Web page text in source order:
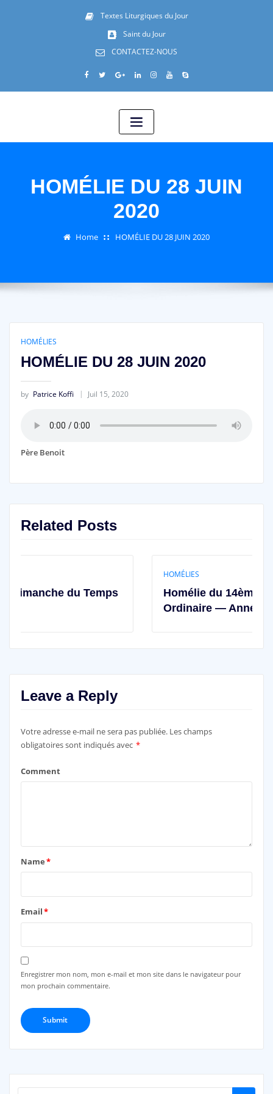
Textes Liturgiques du Jour
Saint du Jour
CONTACTEZ-NOUS
HOMÉLIE DU 28 JUIN
2020
Home HOMÉLIE DU 28 JUIN 2020
HOMÉLIES
HOMÉLIE DU 28 JUIN 2020
by Patrice Koffi Juil 15, 2020
Père Benoit
Related Posts
Temps
Homélie du 14ème dimanche du
Ordinaire — Année A
Leave a Reply
Votre adresse e-mail ne sera pas publiée. Les champs
obligatoires sont indiqués avec *
Comment
Name*
Email*
Enregistrer mon nom, mon e-mail et mon site dans le navigateur pour
mon prochain commentaire.